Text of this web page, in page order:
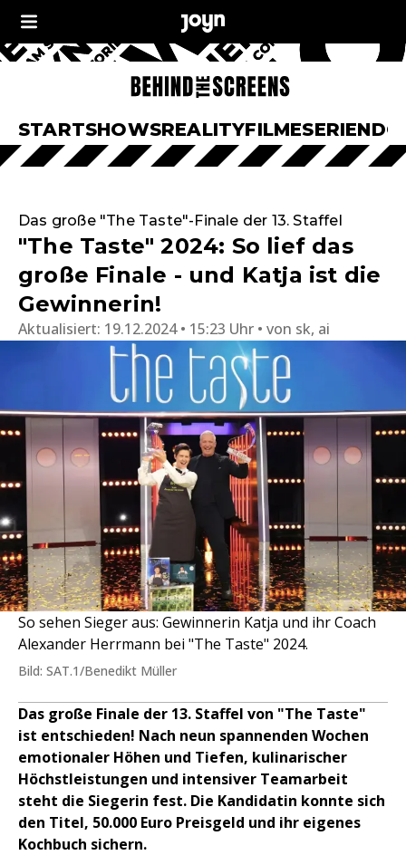
STARTSHOWSREALITYFILMESERIEN
Das große "The Taste"-Finale der 13. Staffel
"The Taste" 2024: So lief das
große Finale - und Katja ist die
Gewinnerin!
Aktualisiert: 19.12.2024 • 15:23 Uhr von sk, ai
So sehen Sieger aus: Gewinnerin Katja und ihr Coach
Alexander Herrmann bei "The Taste" 2024.
Bild: SAT.1/Benedikt Müller
Das große Finale der 13. Staffel von "The Taste"
ist entschieden! Nach neun spannenden Wochen
emotionaler Höhen und Tiefen, kulinarischer
Höchstleistungen und intensiver Teamarbeit
steht die Siegerin fest. Die Kandidatin konnte sich
den Titel, 50.000 Euro Preisgeld und ihr eigenes
Kochbuch sichern.